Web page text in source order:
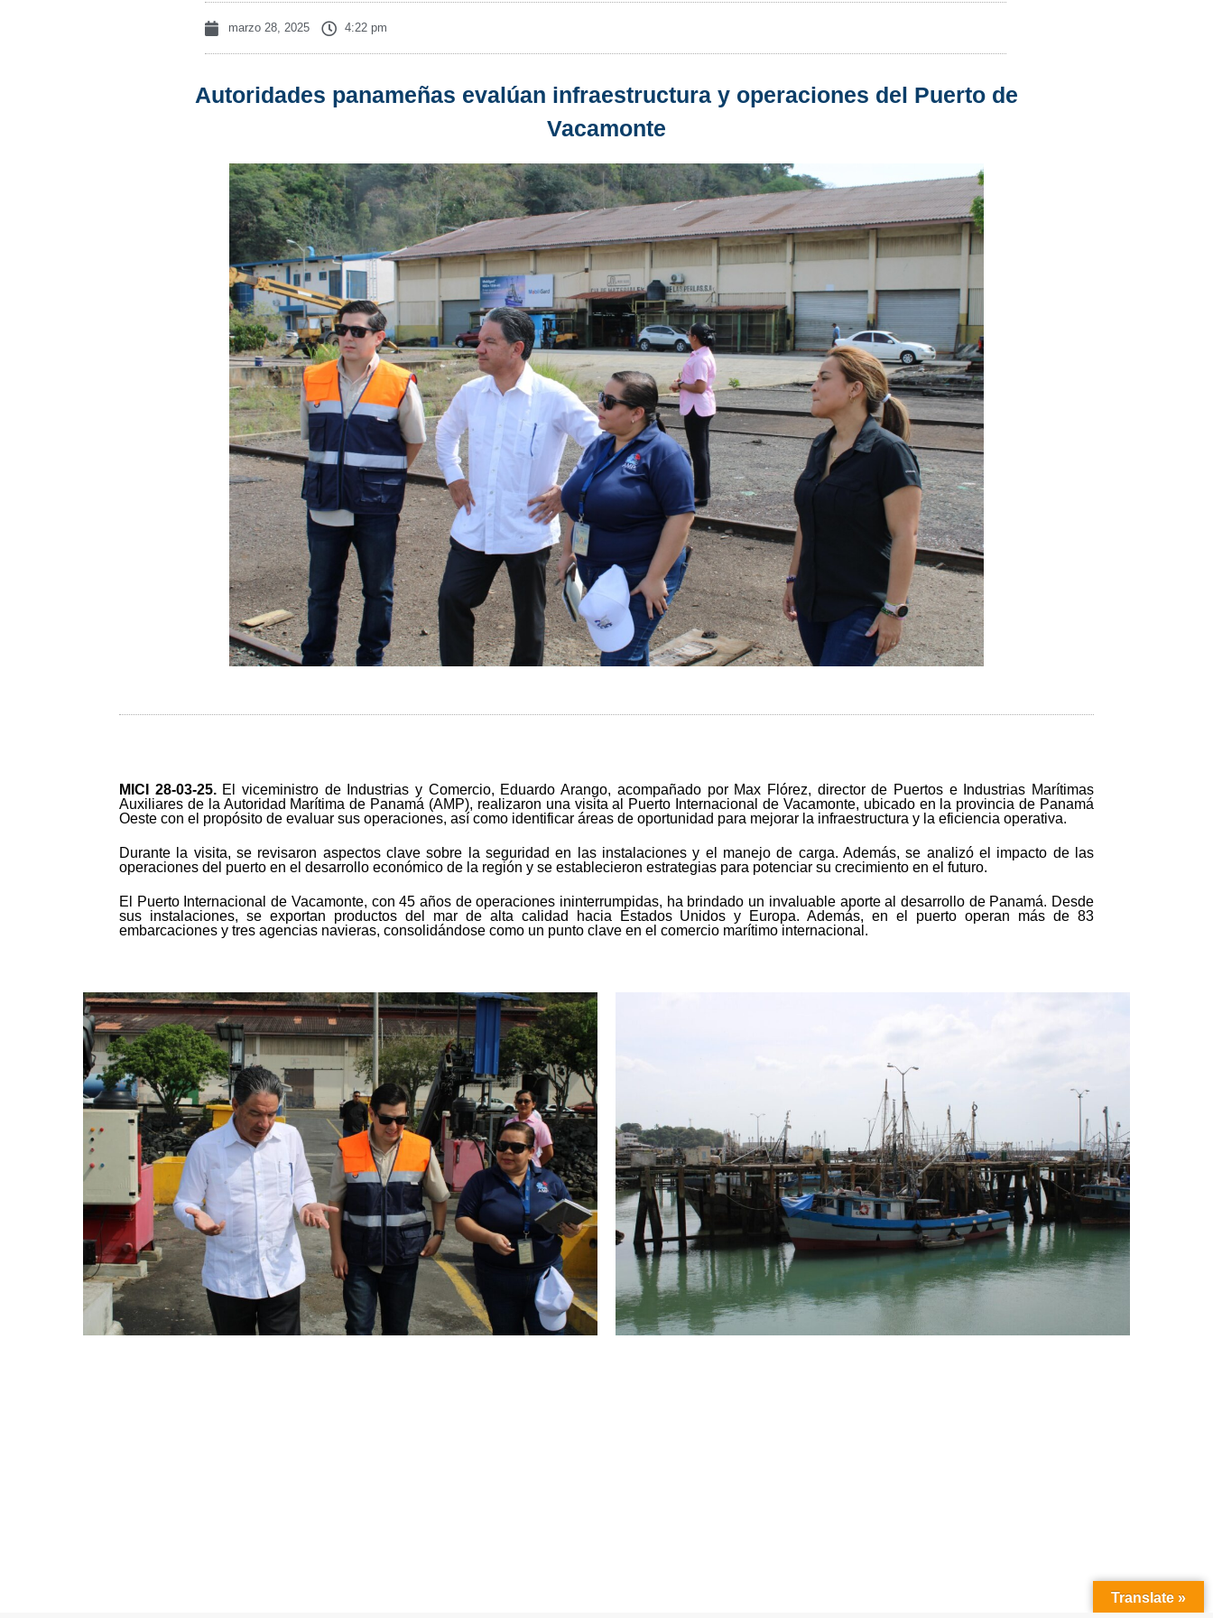
marzo 28, 2025 4:22 pm
Autoridades panameñas evalúan infraestructura y operaciones del Puerto de
Vacamonte
MICI 28-03-25. El viceministro de Industrias y Comercio, Eduardo Arango, acompañado por Max Flórez, director de Puertos e Industrias Marítimas
Auxiliares de la Autoridad Marítima de Panamá (AMP), realizaron una visita al Puerto Internacional de Vacamonte, ubicado en la provincia de Panamá
Oeste con el propósito de evaluar sus operaciones, así como identificar áreas de oportunidad para mejorar la infraestructura y la eficiencia operativa.
Durante la visita, se revisaron aspectos clave sobre la seguridad en las instalaciones y el manejo de carga. Además, se analizó el impacto de las
operaciones del puerto en el desarrollo económico de la región y se establecieron estrategias para potenciar su crecimiento en el futuro.
El Puerto Internacional de Vacamonte, con 45 años de operaciones ininterrumpidas, ha brindado un invaluable aporte al desarrollo de Panamá. Desde
sus instalaciones, se exportan productos del mar de alta calidad hacia Estados Unidos y Europa. Además, en el puerto operan más de 83
embarcaciones y tres agencias navieras, consolidándose como un punto clave en el comercio marítimo internacional.
Translate »